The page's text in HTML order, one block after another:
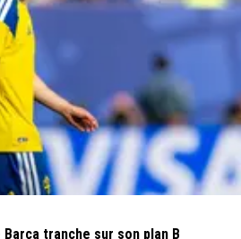
tranche sur son plan B